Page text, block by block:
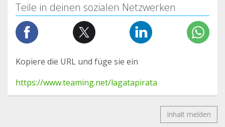
Teile in deinen sozialen Netzwerken
Kopiere die URL und füge sie ein
https://www.teaming.net/lagatapirata
Inhalt melden